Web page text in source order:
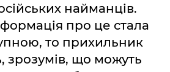
найманців.
про це стала
то прихильник
зрозумів, що можуть